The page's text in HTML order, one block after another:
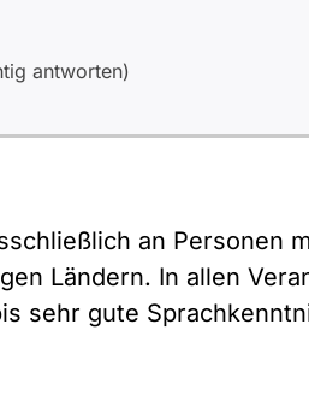
antworten)
an Personen
Ländern. In allen
sehr gute